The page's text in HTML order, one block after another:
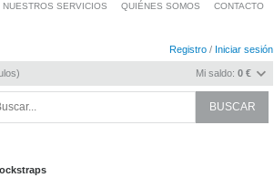
Registro / Iniciar sesión
Mi saldo: 0 €
NUESTROS SERVICIOS QUIÉNES SOMOS CONTACTO